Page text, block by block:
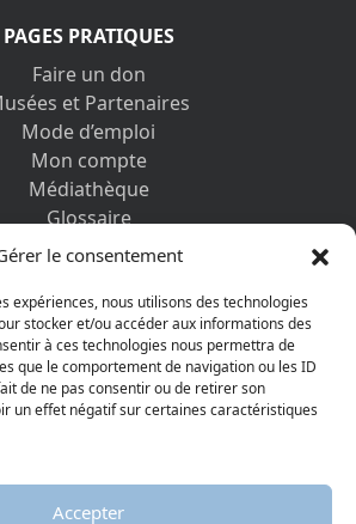
le consentement
expériences, nous utilisons des technologies
stocker et/ou accéder aux informations des
à ces technologies nous permettra de
que le comportement de navigation ou les ID
de ne pas consentir ou de retirer son
un effet négatif sur certaines caractéristiques
Accepter
PAGES PRATIQUES
Faire un don
et Partenaires
Mode d’emploi
Mon compte
Médiathèque
Glossaire
Contactez-nous
personnelles et cookies
DÉCOUVRIR AUSSI